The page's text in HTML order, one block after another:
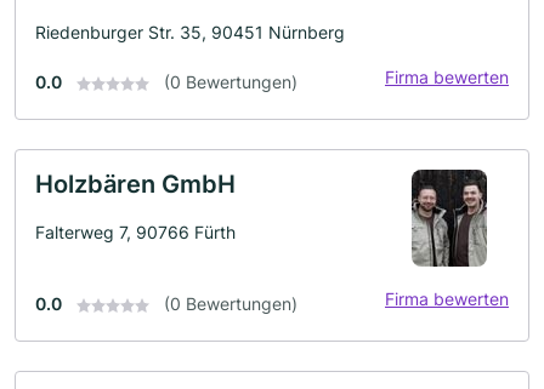
Riedenburger Str. 35, 90451 Nürnberg
0.0 (0 Bewertungen) Firma bewerten
Holzbären GmbH
Falterweg 7, 90766 Fürth
0.0 (0 Bewertungen) Firma bewerten